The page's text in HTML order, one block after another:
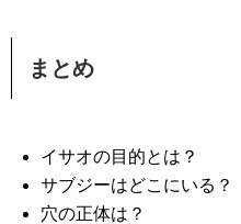
まとめ
イサオの目的とは？
サブジーはどこにいる？
穴の正体は？